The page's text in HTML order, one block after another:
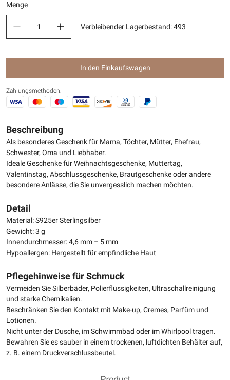
Menge
Verbleibender Lagerbestand:493
In den Einkaufswagen
Zahlungsmethoden:
Beschreibung
Als besonderes Geschenk für Mama, Töchter, Mütter, Ehefrau,
Schwester, Oma und Liebhaber.
Ideale Geschenke für Weihnachtsgeschenke, Muttertag,
Valentinstag, Abschlussgeschenke, Brautgeschenke oder andere
besondere Anlässe, die Sie unvergesslich machen möchten.
Detail
Material: S925er Sterlingsilber
Gewicht: 3 g
Innendurchmesser: 4,6 mm – 5 mm
Hypoallergen: Hergestellt für empfindliche Haut
Pflegehinweise für Schmuck
Vermeiden Sie Silberbäder, Polierflüssigkeiten, Ultraschallreinigung
und starke Chemikalien.
Beschränken Sie den Kontakt mit Make-up, Cremes, Parfüm und
Lotionen.
Nicht unter der Dusche, im Schwimmbad oder im Whirlpool tragen.
Bewahren Sie es sauber in einem trockenen, luftdichten Behälter auf,
z. B. einem Druckverschlussbeutel.